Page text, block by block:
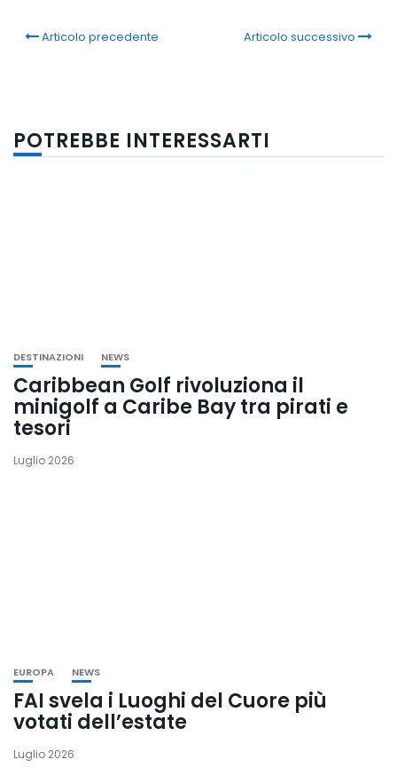
Articolo precedente Articolo successivo
POTREBBE INTERESSARTI
DESTINAZIONI NEWS
Caribbean Golf rivoluziona il
minigolf a Caribe Bay tra pirati e
tesori
Luglio 2026
EUROPA NEWS
FAI svela i Luoghi del Cuore più
votati dell’estate
Luglio 2026